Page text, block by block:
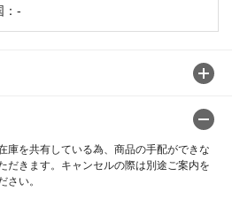
：-
を共有している為、商品の手配ができな
だきます。キャンセルの際は別途ご案内を
さい。